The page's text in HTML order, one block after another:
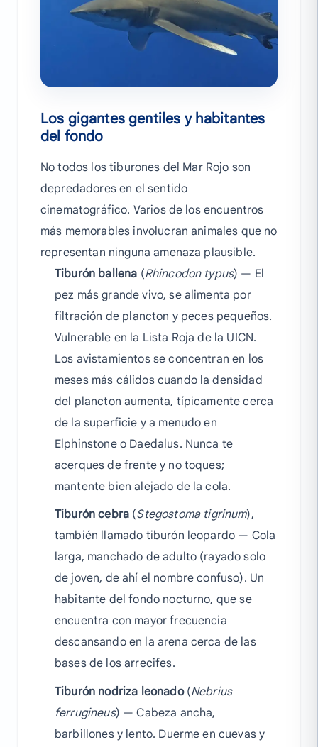
Los gigantes gentiles y habitantes
del fondo
No todos los tiburones del Mar Rojo son
depredadores en el sentido
cinematográfico. Varios de los encuentros
más memorables involucran animales que no
representan ninguna amenaza plausible.
Tiburón ballena (Rhincodon typus) — El
pez más grande vivo, se alimenta por
filtración de plancton y peces pequeños.
Vulnerable en la Lista Roja de la UICN.
Los avistamientos se concentran en los
meses más cálidos cuando la densidad
del plancton aumenta, típicamente cerca
de la superficie y a menudo en
Elphinstone o Daedalus. Nunca te
acerques de frente y no toques;
mantente bien alejado de la cola.
Tiburón cebra (Stegostoma tigrinum),
también llamado tiburón leopardo — Cola
larga, manchado de adulto (rayado solo
de joven, de ahí el nombre confuso). Un
habitante del fondo nocturno, que se
encuentra con mayor frecuencia
descansando en la arena cerca de las
bases de los arrecifes.
Tiburón nodriza leonado(Nebrius
ferrugineus) — Cabeza ancha,
barbillones y lento. Duerme en cuevas y